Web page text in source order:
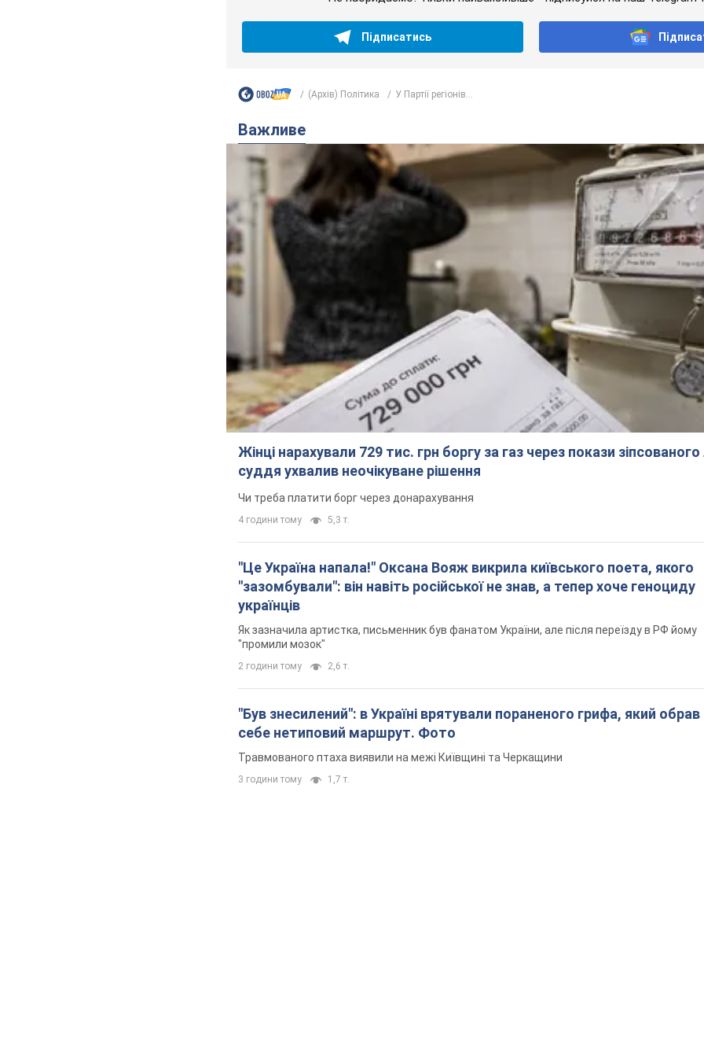
Підписатись
(Архів) Політика У Партії регіонів...
Важливе
Жінці нарахували 729 тис. грн боргу за газ через покази
суддя ухвалив неочікуване рішення
Чи треба платити борг через донарахування
4 години тому 5,3 т.
"Це Україна напала!" Оксана Вояж викрила київського поета, якого
"зазомбували": він навіть російської не знав, а тепер хоче геноциду
українців
Як зазначила артистка, письменник був фанатом України, але після переїзду в РФ йому
"промили мозок"
2 години тому 2,6 т.
"Був знесилений": в Україні врятували пораненого грифа, який
себе нетиповий маршрут. Фото
Травмованого птаха виявили на межі Київщині та Черкащини
3 години тому 1,7 т.